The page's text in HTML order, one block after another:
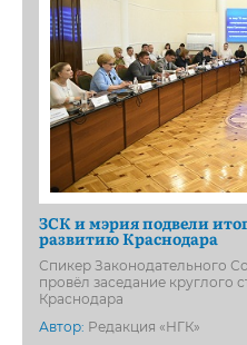
ЗСК и мэрия подвели
развитию Краснодара
Спикер Законодательного
провёл заседание круглого
Краснодара
Автор: Редакция «НГК»